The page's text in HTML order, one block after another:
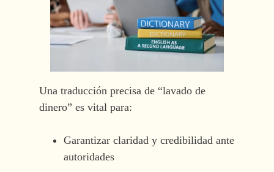
Una traducción precisa de “lavado de
dinero” es vital para:
Garantizar claridad y credibilidad ante
autoridades